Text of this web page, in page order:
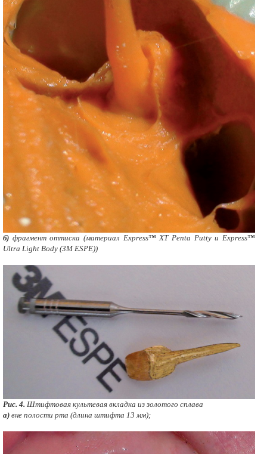
б) фрагмент оттиска (материал Express™ XT Penta Putty и Express™
Ultra Light Body (3M ESPE))
Рис. 4. Штифтовая культевая вкладка из золотого сплава
а) вне полости рта (длина штифта 13 мм);